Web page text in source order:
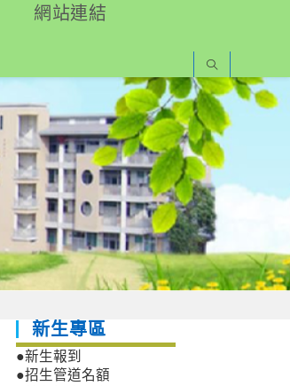
網站連結
新生專區
●新生報到
●招生管道名額